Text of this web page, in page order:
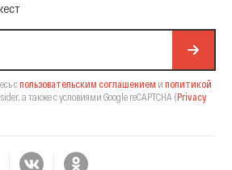
спользовательским соглашением и политикой
а также с условиями Google reCAPTCHA (Privacy